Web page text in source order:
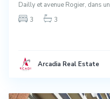
Dailly et avenue Rogier, dans
3
3
Arcadia Real Estate